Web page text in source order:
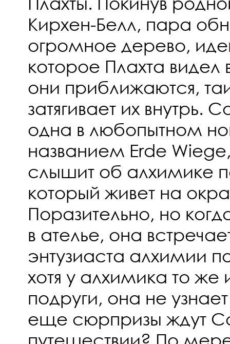
Кирхен-Белл, пара
огромное дерево,
которое Плахта видел
они приближаются,
затягивает их
одна в любопытном
названием Erde
слышит об алхимике
который живет на
Поразительно, но
в ателье, она
энтузиаста алхимии
хотя у алхимика то же
подруги, она не
еще сюрпризы ждут